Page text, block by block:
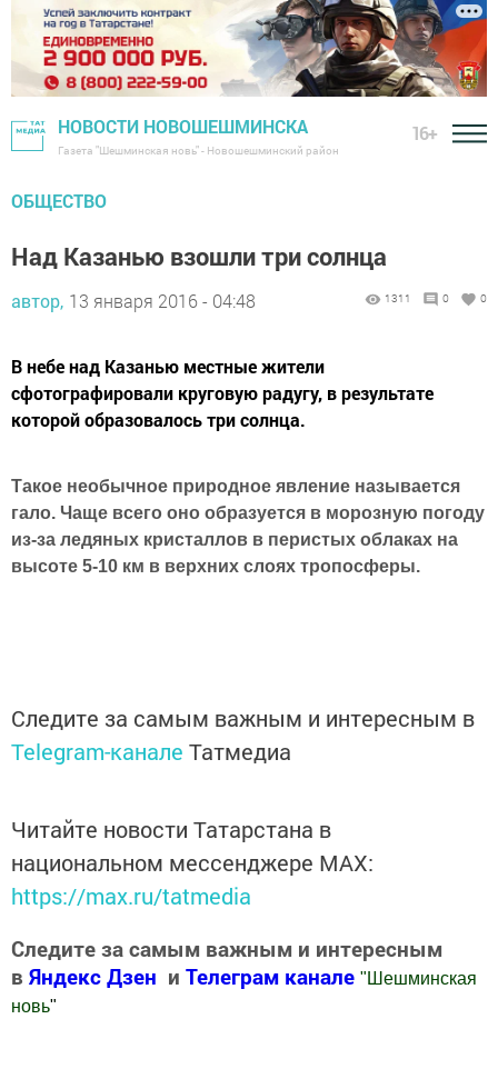
НОВОСТИ НОВОШЕШМИНСКА
Газета "Шешминская новь" - Новошешминский район
16+
ОБЩЕСТВО
Над Казанью взошли три солнца
автор, 13 января 2016 - 04:48 1311 0 0
В небе над Казанью местные жители
сфотографировали круговую радугу, в результате
которой образовалось три солнца.
Такое необычное природное явление называется
гало. Чаще всего оно образуется в морозную погоду
из-за ледяных кристаллов в перистых облаках на
высоте 5-10 км в верхних слоях тропосферы.
Следите за самым важным и интересным в
Telegram-канале Татмедиа
Читайте новости Татарстана в
национальном мессенджере MАХ:
https://max.ru/tatmedia
Следите за самым важным и интересным
в Яндекс Дзен и Телеграм канале " Шешминская
новь"